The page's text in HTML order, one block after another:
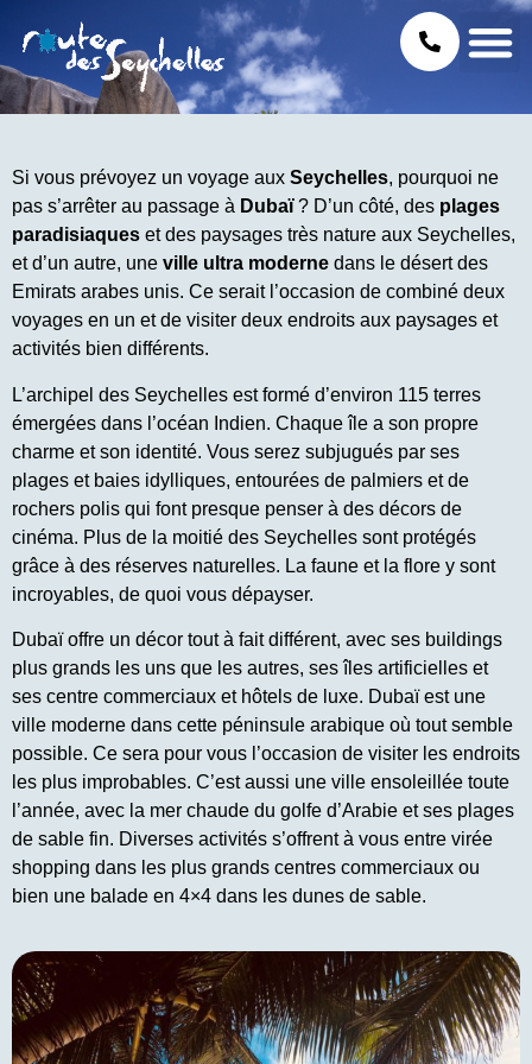
Si vous prévoyez un voyage aux Seychelles, pourquoi ne
pas s’arrêter au passage à Dubaï? D’un côté, des plages
paradisiaques et des paysages très nature aux Seychelles,
et d’un autre, une ville ultra moderne dans le désert des
Emirats arabes unis. Ce serait l’occasion de combiné deux
voyages en un et de visiter deux endroits aux paysages et
activités bien différents.
L’archipel des Seychelles est formé d’environ 115 terres
émergées dans l’océan Indien. Chaque île a son propre
charme et son identité. Vous serez subjugués par ses
plages et baies idylliques, entourées de palmiers et de
rochers polis qui font presque penser à des décors de
cinéma. Plus de la moitié des Seychelles sont protégés
grâce à des réserves naturelles. La faune et la flore y sont
incroyables, de quoi vous dépayser.
Dubaï offre un décor tout à fait différent, avec ses buildings
plus grands les uns que les autres, ses îles artificielles et
ses centre commerciaux et hôtels de luxe. Dubaï est une
ville moderne dans cette péninsule arabique où tout semble
possible. Ce sera pour vous l’occasion de visiter les endroits
les plus improbables. C’est aussi une ville ensoleillée toute
l’année, avec la mer chaude du golfe d’Arabie et ses plages
de sable fin. Diverses activités s’offrent à vous entre virée
shopping dans les plus grands centres commerciaux ou
bien une balade en 4×4 dans les dunes de sable.